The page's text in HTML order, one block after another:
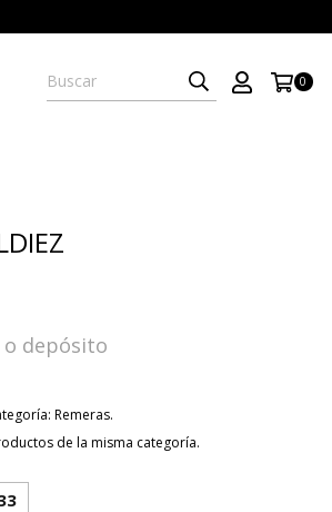
0
depósito
Remeras.
de la misma categoría.